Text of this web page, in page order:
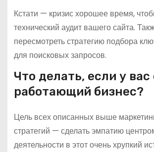
Кстати — кризис хорошее время,
технический аудит вашего сайта.
пересмотреть стратегию подбора
для поисковых запросов.
Что делать, если у вас
работающий бизнес?
Цель всех описанных выше
стратегий — сделать эмпатию
деятельности в этот очень хрупкий